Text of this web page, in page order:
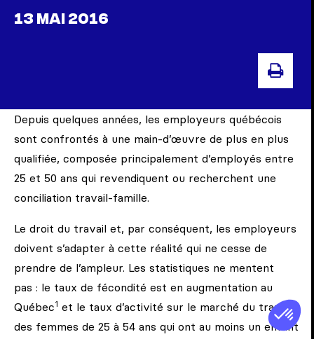
13 MAI 2016
Depuis quelques années, les employeurs québécois
sont confrontés à une main-d’œuvre de plus en plus
qualifiée, composée principalement d’employés entre
25 et 50 ans qui revendiquent ou recherchent une
conciliation travail-famille.
Le droit du travail et, par conséquent, les employeurs
doivent s’adapter à cette réalité qui ne cesse de
prendre de l’ampleur. Les statistiques ne mentent
pas : le taux de fécondité est en augmentation au
Québec1 et le taux d’activité sur le marché du travail
des femmes de 25 à 54 ans qui ont au moins un enfant